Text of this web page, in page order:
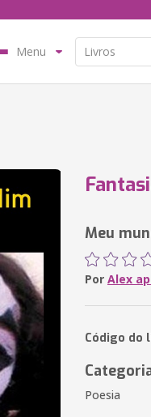
Menu
Meu
Por Alex
Código do
Poesia